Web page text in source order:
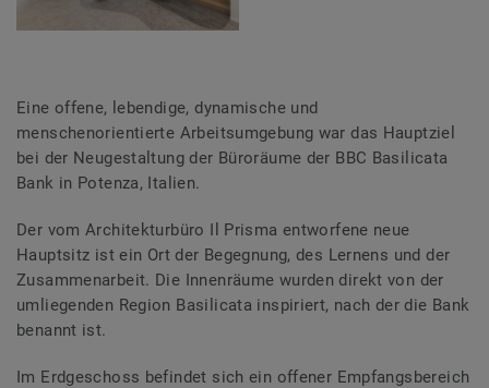
Eine offene, lebendige, dynamische und
menschenorientierte Arbeitsumgebung war das Hauptziel
bei der Neugestaltung der Büroräume der BBC Basilicata
Bank in Potenza, Italien.
Der vom Architekturbüro Il Prisma entworfene neue
Hauptsitz ist ein Ort der Begegnung, des Lernens und der
Zusammenarbeit. Die Innenräume wurden direkt von der
umliegenden Region Basilicata inspiriert, nach der die Bank
benannt ist.
Im Erdgeschoss befindet sich ein offener Empfangsbereich